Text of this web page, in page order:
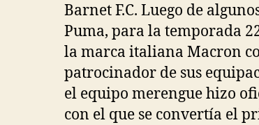
Barnet F.C. Luego de
Puma, para la temporada
la marca italiana Macron
patrocinador de sus
el equipo merengue hizo
con el que se convertía el